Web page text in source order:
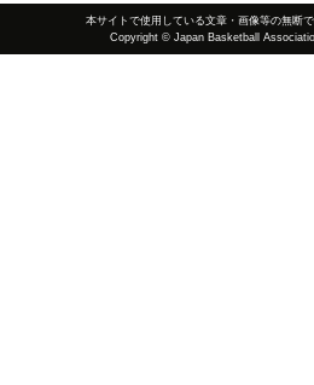
本サイトで使用している文章・画像等の無断
Copyright © Japan Basketball